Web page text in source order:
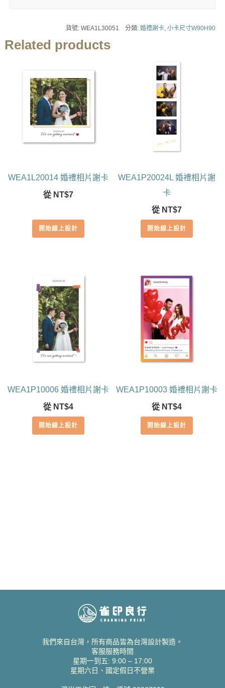
貨號:WEA1L30051 分類:婚禮謝卡 ,小卡尺寸W90H90
Related products
WEA1L20014 婚禮相片謝卡
從 NT$7
開始線上設計
WEA1P20024L 婚禮相片謝
卡
從 NT$7
開始線上設計
WEA1P10006 婚禮相片謝卡
從 NT$4
開始線上設計
WEA1P10003 婚禮相片謝卡
從 NT$4
開始線上設計
我們來自台灣，所有商品皆為台灣設計製造。
客服服務時間
星期一到五: 9:00 – 17:00
星期六日、國定假日不營業